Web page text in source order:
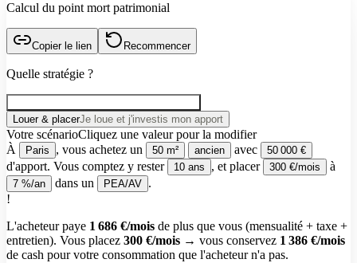
Calcul du point mort patrimonial
Copier le lien Recommencer
Quelle stratégie ?
Louer & placerJe loue et j'investis mon apport
Votre scénarioCliquez une valeur pour la modifier
À
Paris , vous achetez un 50 m² ancien avec 50 000 €
d'apport. Vous comptez y rester 10 ans , et placer 300 €/mois à
7 %/an dans un PEA/AV .
!
L'acheteur paye 1 686 €/mois de plus que vous (mensualité + taxe +
entretien). Vous placez 300 €/mois → vous conservez 1 386 €/mois
de cash pour votre consommation que l'acheteur n'a pas.